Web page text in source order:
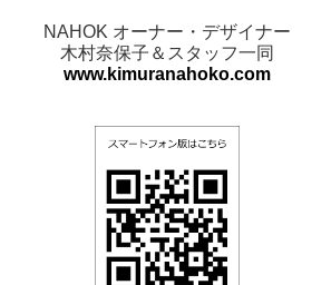
NAHOK オーナー・デザイナー
木村奈保子＆スタッフ一同
www.kimuranahoko.com